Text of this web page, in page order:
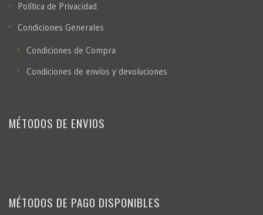
Política de Privacidad
Condiciones Generales
Condiciones de Compra
Condiciones de envíos y devoluciones
MÉTODOS DE ENVIOS
MÉTODOS DE PAGO DISPONIBLES